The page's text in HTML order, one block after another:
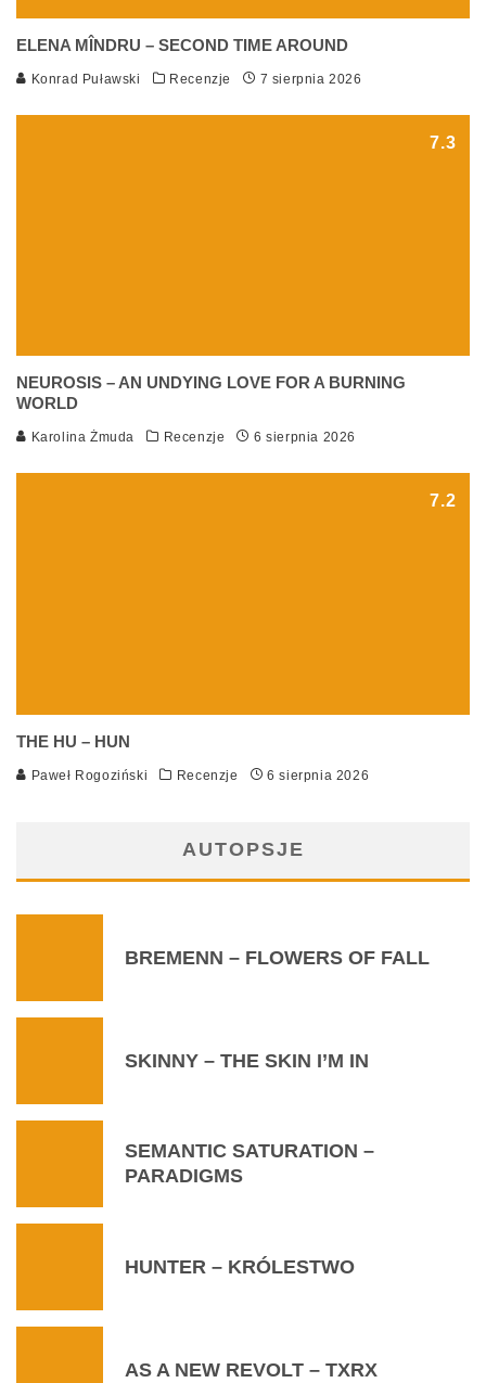
ELENA MÎNDRU – SECOND TIME AROUND
Konrad Puławski Recenzje 7 sierpnia 2026
7.3
NEUROSIS – AN UNDYING LOVE FOR A BURNING
WORLD
Karolina Żmuda Recenzje 6 sierpnia 2026
7.2
THE HU – HUN
Paweł Rogoziński Recenzje 6 sierpnia 2026
AUTOPSJE
BREMENN – FLOWERS OF FALL
SKINNY – THE SKIN I’M IN
SEMANTIC SATURATION –
PARADIGMS
HUNTER – KRÓLESTWO
AS A NEW REVOLT – TXRX